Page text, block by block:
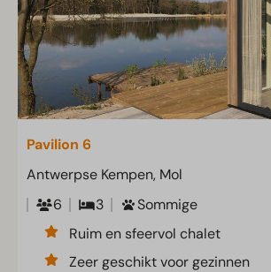
Pavilion 6
Antwerpse Kempen, Mol
6
3
Sommige
Ruim en sfeervol chalet
Zeer geschikt voor gezinnen